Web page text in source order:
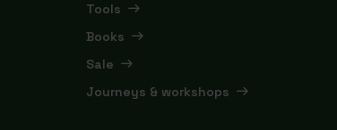
Tools
Books
Sale
Journeys & workshops